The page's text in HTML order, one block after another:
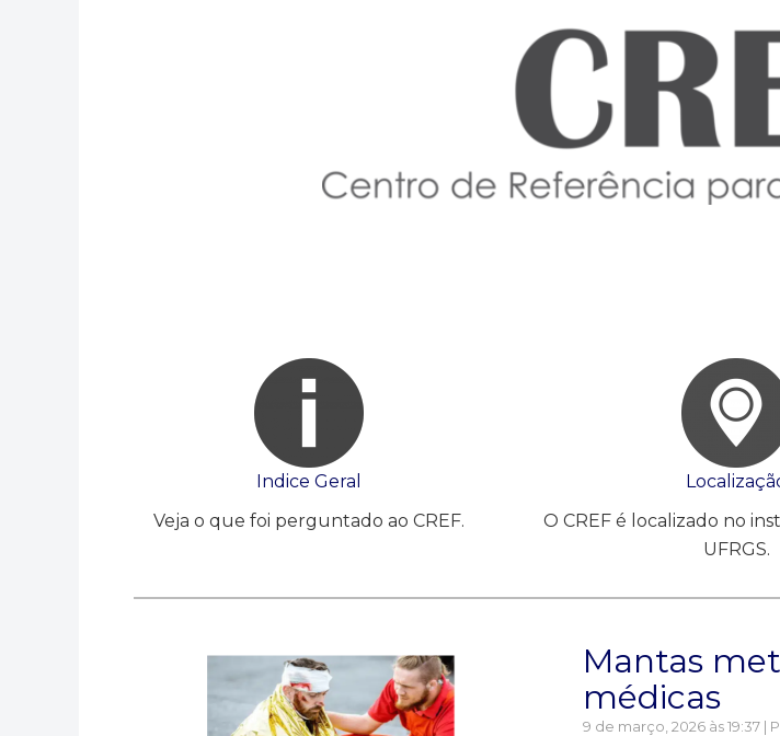
Indice Geral
Veja o que foi perguntado ao CREF.
O CREF é localizado no
UFRGS.
Mantas
médicas
9 de março, 2026 às 19:37 |